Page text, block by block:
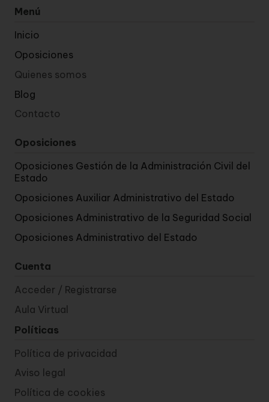
Menú
Inicio
Oposiciones
Quienes somos
Blog
Contacto
Oposiciones
Oposiciones Gestión de la Administración Civil del
Estado
Oposiciones Auxiliar Administrativo del Estado
Oposiciones Administrativo de la Seguridad Social
Oposiciones Administrativo del Estado
Cuenta
Acceder / Registrarse
Aula Virtual
Políticas
Política de privacidad
Aviso legal
Política de cookies